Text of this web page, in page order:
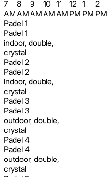
7
AM
8
AM
9
AM
10
AM
11
AM
12
PM
1
PM
2
PM
Padel 1
Padel 1
indoor, double,
crystal
Padel 2
Padel 2
indoor, double,
crystal
Padel 3
Padel 3
outdoor, double,
crystal
Padel 4
Padel 4
outdoor, double,
crystal